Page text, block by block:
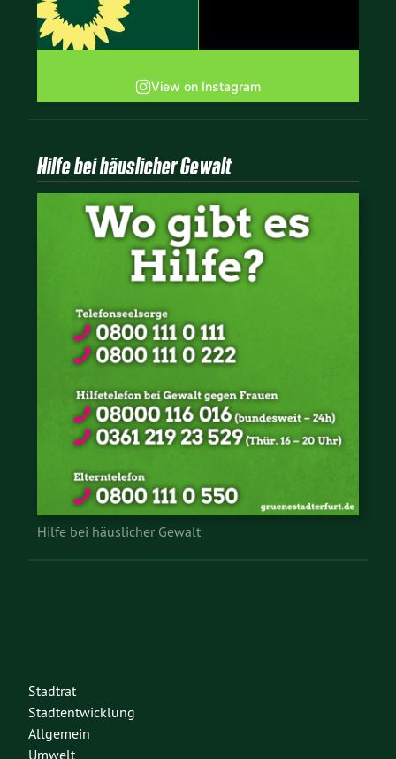
View on Instagram
Hilfe bei häuslicher Gewalt
Hilfe bei häuslicher Gewalt
Stadtrat
Stadtentwicklung
Allgemein
Umwelt